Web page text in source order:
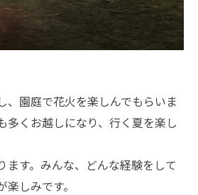
、園庭で花火を楽しんでもらいま
多くお越しになり、行く夏を楽し
す。みんな、どんな経験をして
しみです。